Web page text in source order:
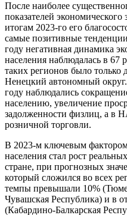
После наиболее
показателей экономического
итогам 2023-го его
самые позитивные
году негативная динамика
населения наблюдалась в 67
таких регионов было только
Ненецкий автономный
году наблюдались
населению, увеличение
задолженности физлиц, а в
розничной торговли.
В 2023-м ключевым
населения стал рост
стране, при прогнозных
который сложился во всех
темпы превышали 10%
Чувашская Республика) и в
(Кабардино-Балкарская